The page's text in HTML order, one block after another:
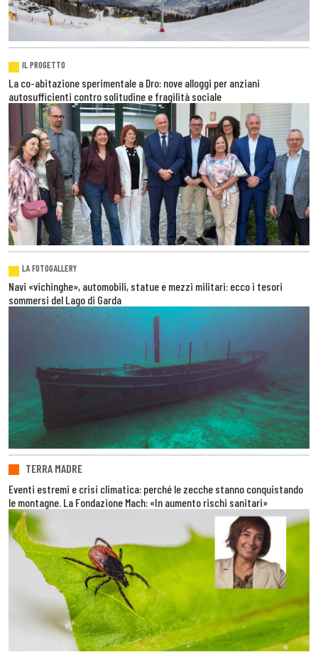
IL PROGETTO
La co-abitazione sperimentale a Dro: nove alloggi per anziani
autosufficienti contro solitudine e fragilità sociale
LA FOTOGALLERY
Navi «vichinghe», automobili, statue e mezzi militari: ecco i tesori
sommersi del Lago di Garda
TERRA MADRE
Eventi estremi e crisi climatica: perché le zecche stanno conquistando
le montagne. La Fondazione Mach: «In aumento rischi sanitari»